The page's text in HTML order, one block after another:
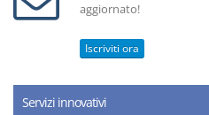
aggiornato!
Iscriviti ora
Servizi innovativi